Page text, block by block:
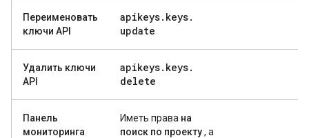
Переименовать
ключи API
apikeys. keys.
update
Удалить ключи
API
apikeys. keys.
delete
Панель
мониторинга
Иметь права на
поиск по проекту, а